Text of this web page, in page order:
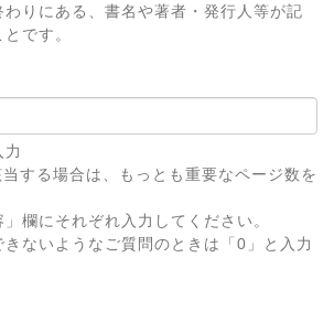
りにある、書名や著者・発行人等が記
です。
する場合は、もっとも重要なページ数を
欄にそれぞれ入力してください。
ないようなご質問のときは「0」と入力